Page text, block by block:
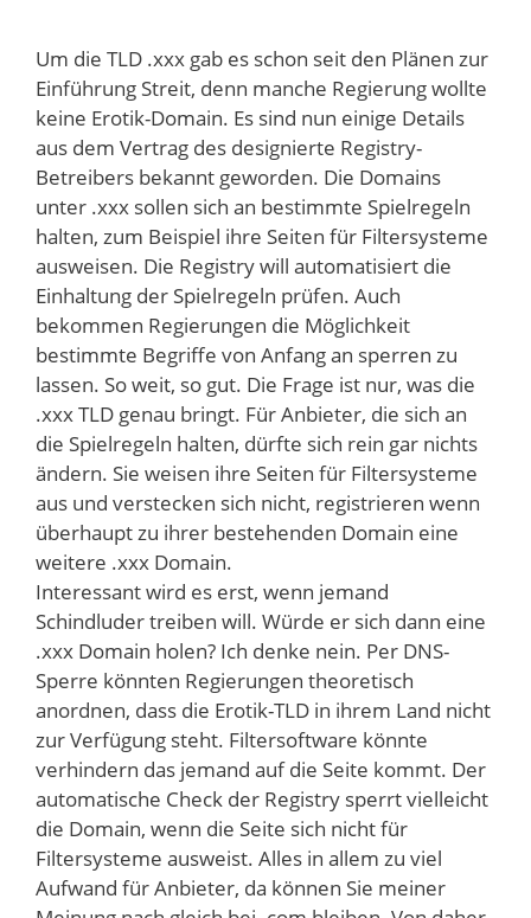
Um die TLD .xxx gab es schon seit den Plänen zur
Einführung Streit, denn manche Regierung wollte
keine Erotik-Domain. Es sind nun einige Details
aus dem Vertrag des designierte Registry-
Betreibers bekannt geworden. Die Domains
unter .xxx sollen sich an bestimmte Spielregeln
halten, zum Beispiel ihre Seiten für Filtersysteme
ausweisen. Die Registry will automatisiert die
Einhaltung der Spielregeln prüfen. Auch
bekommen Regierungen die Möglichkeit
bestimmte Begriffe von Anfang an sperren zu
lassen. So weit, so gut. Die Frage ist nur, was die
.xxx TLD genau bringt. Für Anbieter, die sich an
die Spielregeln halten, dürfte sich rein gar nichts
ändern. Sie weisen ihre Seiten für Filtersysteme
aus und verstecken sich nicht, registrieren wenn
überhaupt zu ihrer bestehenden Domain eine
weitere .xxx Domain.
Interessant wird es erst, wenn jemand
Schindluder treiben will. Würde er sich dann eine
.xxx Domain holen? Ich denke nein. Per DNS-
Sperre könnten Regierungen theoretisch
anordnen, dass die Erotik-TLD in ihrem Land nicht
zur Verfügung steht. Filtersoftware könnte
verhindern das jemand auf die Seite kommt. Der
automatische Check der Registry sperrt vielleicht
die Domain, wenn die Seite sich nicht für
Filtersysteme ausweist. Alles in allem zu viel
Aufwand für Anbieter, da können Sie meiner